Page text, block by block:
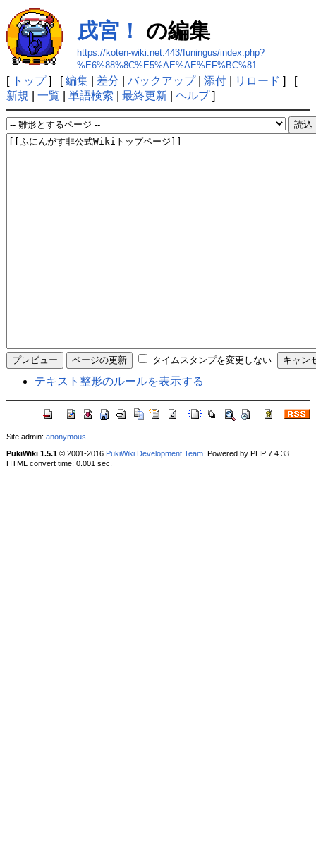
戌宮！ の編集
https://koten-wiki.net:443/funingus/index.php?
%E6%88%8C%E5%AE%AE%EF%BC%81
[ トップ] [編集| 差分 バックアップ| 添付| リロード ] [
新規
一覧 単語検索 最終更新| ヘルプ]
タイムスタンプを変更しない
テキスト整形のルールを表示する
Site admin: anonymous
PukiWiki 1.5.1© 2001-2016 PukiWiki Development Team. Powered by PHP 7.4.33.
HTML convert time: 0.001 sec.